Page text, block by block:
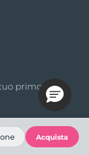
primo
Acquista